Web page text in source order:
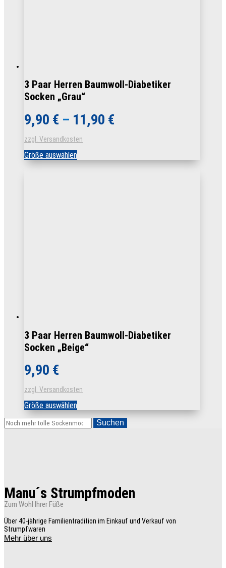
3 Paar Herren Baumwoll-Diabetiker
Socken „Grau“
9,90 € – 11,90 €
zzgl. Versandkosten
Größe auswählenDieses
Produkt
3 Paar Herren Baumwoll-Diabetiker
Socken „Beige“
9,90 €
zzgl. Versandkosten
Größe auswählenDieses
Produkt
weist
mehrere
Produktseite
gewählt
Suchen
Manu´s Strumpfmoden
Zum Wohl Ihrer Füße
Über 40-jährige Familientradition im Einkauf und Verkauf von
Strumpfwaren
Mehr über uns